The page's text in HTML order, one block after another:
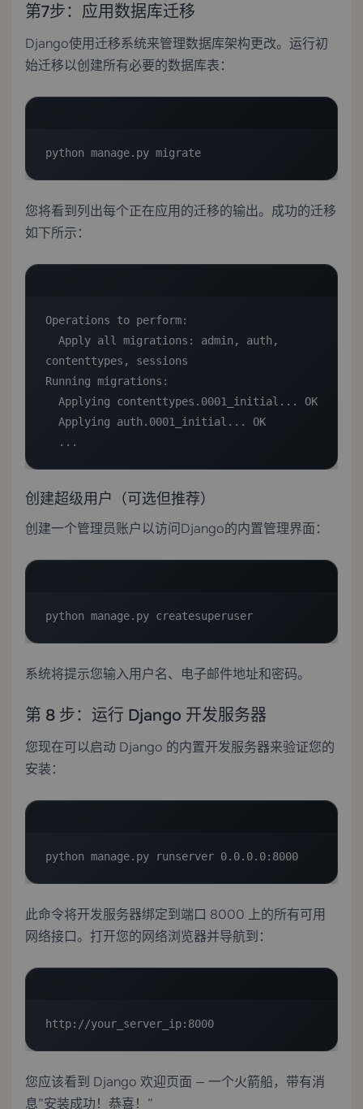
第7步：应用数据库迁移
Django使用迁移系统来管理数据库架构更改。运行初
始迁移以创建所有必要的数据库表：
python manage.py migrate
您将看到列出每个正在应用的迁移的输出。成功的迁移
如下所示：
Operations to perform:
contenttypes, sessions
Running migrations:
  ...
创建超级用户（可选但推荐）
创建一个管理员账户以访问Django的内置管理界面：
python manage.py createsuperuser
系统将提示您输入用户名、电子邮件地址和密码。
第 8 步：运行 Django 开发服务器
您现在可以启动 Django 的内置开发服务器来验证您的
安装：
python manage.py runserver 0.0.0.0:8000
此命令将开发服务器绑定到端口 8000 上的所有可用
网络接口。打开您的网络浏览器并导航到：
http://your_server_ip:8000
您应该看到 Django 欢迎页面 — 一个火箭船，带有消
息”安装成功！恭喜！”